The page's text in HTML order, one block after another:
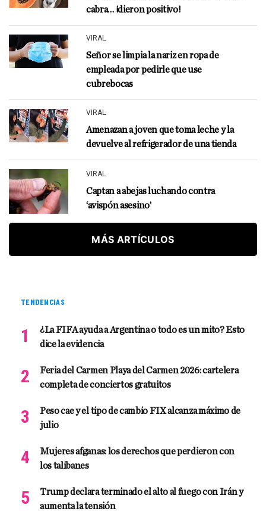
cabra… ¡dieron positivo!
VIRAL
Señor se limpia la nariz en ropa de
empleada por pedirle que use
cubrebocas
VIRAL
Amenazan a joven que toma leche y la
devuelve al refrigerador de una tienda
VIRAL
Captan a abejas luchando contra
‘avispón asesino’
MÁS ARTÍCULOS
TENDENCIAS
¿La FIFA ayuda a Argentina o todo es un mito? Esto
dice la evidencia
Feria del Carmen Playa del Carmen 2026: cartelera
completa de conciertos gratuitos
Peso cae y el tipo de cambio FIX alcanza máximo de
julio
Mujeres afganas: los derechos que perdieron con
los talibanes
Trump declara terminado el alto al fuego con Irán y
aumenta la tensión